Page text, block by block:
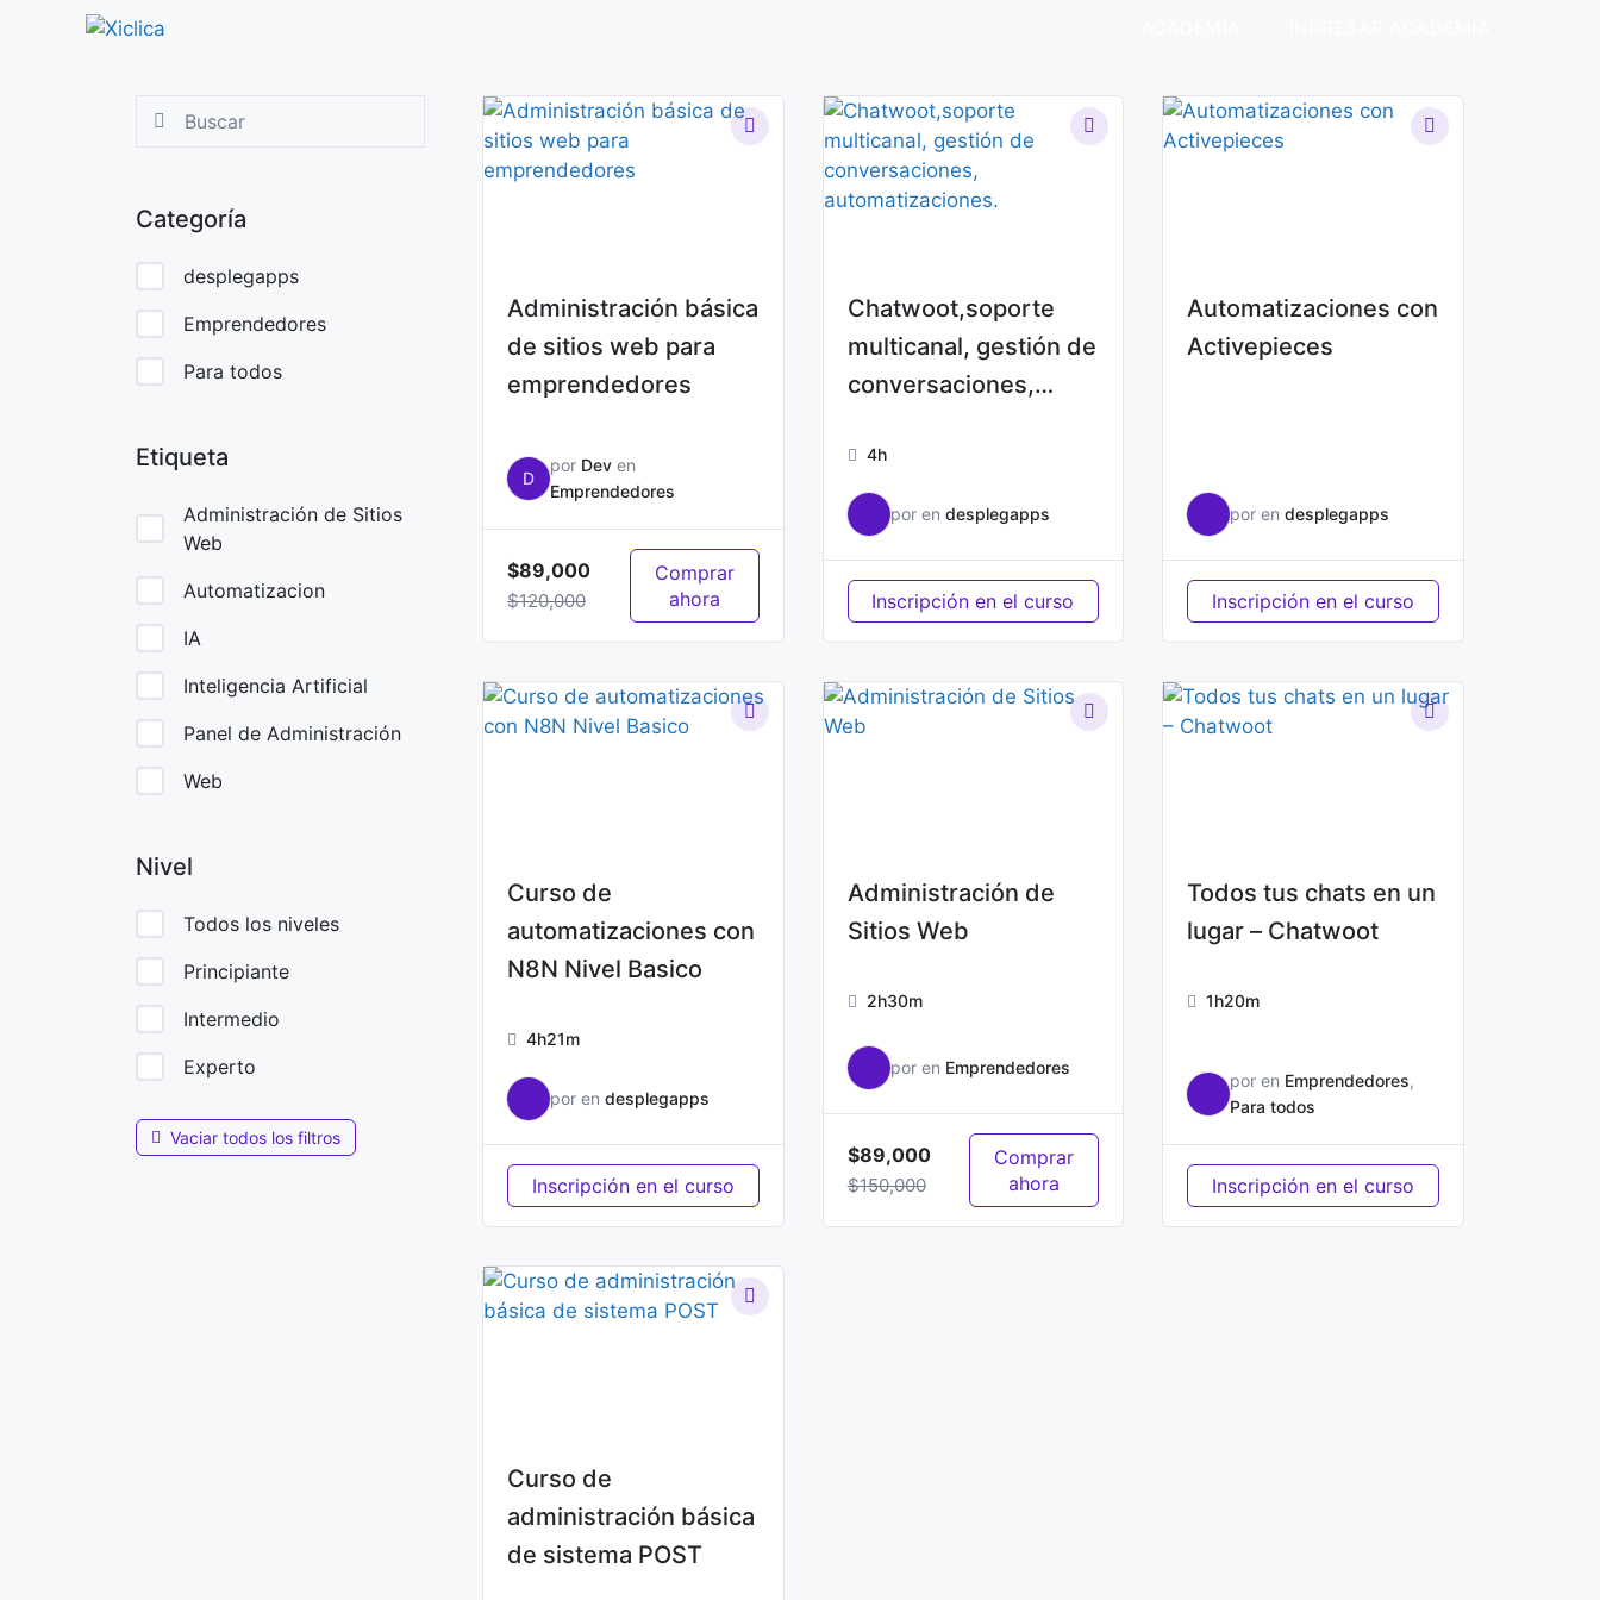
Categoría
desplegapps
Emprendedores
Para todos
Etiqueta
Administración de Sitios
Web
Automatizacion
IA
Inteligencia Artificial
Panel de Administración
Web
Nivel
Todos los niveles
Principiante
Intermedio
Experto
Vaciar todos los filtros
Administración básica
de sitios web para
emprendedores
D
por Dev en
Emprendedores
$89,000
$120,000
Comprar
ahora
Chatwoot,soporte
multicanal, gestión de
conversaciones,
4h
por en desplegapps
Inscripción en el curso
Automatizaciones con
Activepieces
porendesplegapps
Inscripción en el curso
Curso de
automatizaciones con
N8N Nivel Basico
4h21m
por en desplegapps
Inscripción en el curso
Administración de
Sitios Web
2h30m
por en Emprendedores
$89,000
$150,000
Comprar
ahora
Todos tus chats en un
lugar – Chatwoot
1h20m
poren Emprendedores,
Para todos
Inscripción en el curso
Curso de
administración básica
de sistema POST